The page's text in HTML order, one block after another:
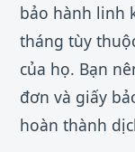
bảo hành linh
tháng tùy
của họ. Bạn
đơn và giấy
hoàn thành